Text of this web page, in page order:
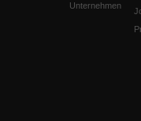
Unternehmen